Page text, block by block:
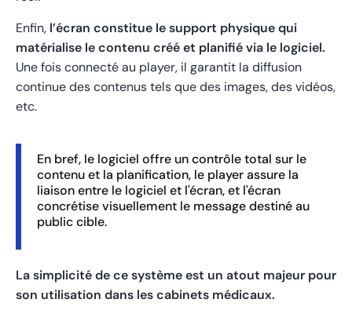
Enfin, l’écran constitue le support physique qui
matérialise le contenu créé et planifié via le logiciel.
Une fois connecté au player, il garantit la diffusion
continue des contenus tels que des images, des vidéos,
etc.
En bref, le logiciel offre un contrôle total sur le
contenu et la planification, le player assure la
liaison entre le logiciel et l'écran, et l'écran
concrétise visuellement le message destiné au
public cible.
La simplicité de ce système est un atout majeur pour
son utilisation dans les cabinets médicaux.